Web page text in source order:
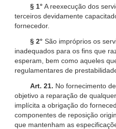
§ 1° A reexecução dos
terceiros devidamente
fornecedor.
§ 2° São impróprios os
inadequados para os fins que
esperam, bem como aqueles
regulamentares de
Art. 21. No fornecimento
objetivo a reparação de
implícita a obrigação do
componentes de reposição
que mantenham as